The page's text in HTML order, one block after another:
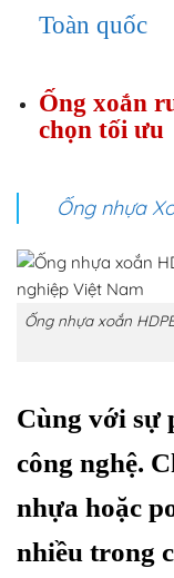
Toàn quốc
Ống xoắn
chọn tối ưu
Ống nhựa
Ống nhựa xoắn
Cùng với sự
công nghệ.
nhựa hoặc
nhiều trong